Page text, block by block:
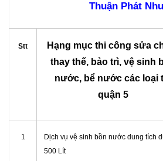
Thuận Phát
Stt
Hạng mục thi công sửa
thay thế, bảo trì, vệ sinh
nước, bể nước các loại
quận 5
1
Dịch vụ vệ sinh bồn nước dung tích
500 Lít